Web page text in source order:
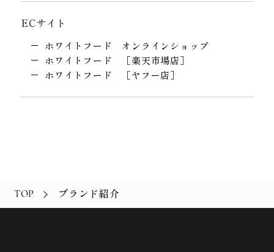
ECサイト
ホワイトフード オンラインショップ
ホワイトフード ［楽天市場店］
ホワイトフード ［ヤフー店］
TOP ブランド紹介